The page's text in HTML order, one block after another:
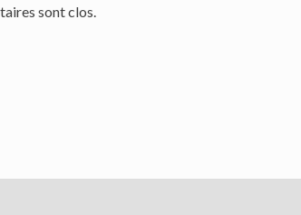
sont clos.